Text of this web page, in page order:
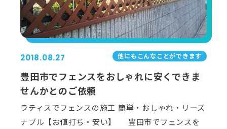
2018.08.27 他にもこんなことができます
豊田市でフェンスをおしゃれに安くできま
せんかとのご依頼
ラティスでフェンスの施工 簡単・おしゃれ・リーズ
ナブル【お値打ち・安い】 豊田市でフェンスを